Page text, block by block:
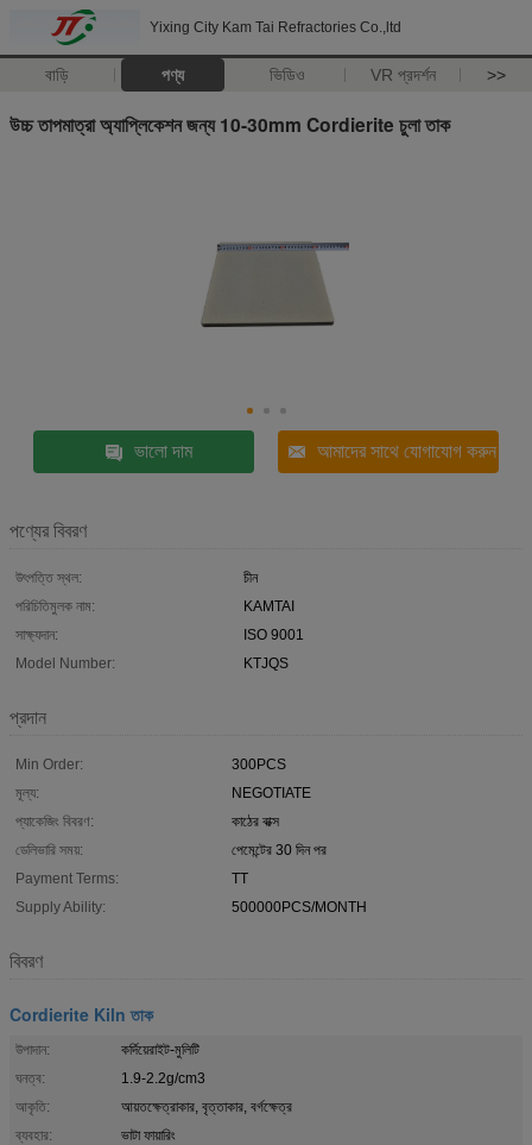
Yixing City Kam Tai Refractories Co.,ltd
বাড়ি পণ্য ভিডিও VR প্রদর্শন >>
উচ্চ তাপমাত্রা অ্যাপ্লিকেশন জন্য 10-30mm Cordierite চুলা তাক
ভালো দাম আমাদের সাথে যোগাযোগ করুন
পণ্যের বিবরণ
উৎপত্তি স্থল:
চীন
পরিচিতিমুলক নাম:
KAMTAI
সাক্ষ্যদান:
ISO 9001
Model Number:
KTJQS
প্রদান
Min Order:
300PCS
মূল্য:
NEGOTIATE
প্যাকেজিং বিবরণ:
কাঠের বাক্স
ডেলিভারি সময়:
পেমেন্টের 30 দিন পর
Payment Terms:
TT
Supply Ability:
500000PCS/MONTH
বিবরণ
Cordierite Kiln তাক
উপাদান:
কর্দিয়েরাইট-মুলিটি
ঘনত্ব:
1.9-2.2g/cm3
আকৃতি:
আয়তক্ষেত্রাকার, বৃত্তাকার, বর্গক্ষেত্র
ব্যবহার:
ভাটা ফায়ারিং